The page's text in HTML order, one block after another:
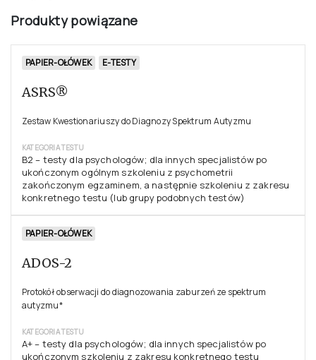
Produkty powiązane
PAPIER-OŁÓWEK E-TESTY
ASRS®
Zestaw Kwestionariuszy do Diagnozy Spektrum Autyzmu
KATEGORIA TESTU
B2 – testy dla psychologów; dla innych specjalistów po
ukończonym ogólnym szkoleniu z psychometrii
zakończonym egzaminem, a następnie szkoleniu z zakresu
konkretnego testu (lub grupy podobnych testów)
PAPIER-OŁÓWEK
ADOS-2
Protokół obserwacji do diagnozowania zaburzeń ze spektrum
autyzmu*
KATEGORIA TESTU
A+ – testy dla psychologów; dla innych specjalistów po
ukończonym szkoleniu z zakresu konkretnego testu